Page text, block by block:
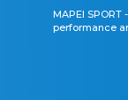
MAPEI
performance